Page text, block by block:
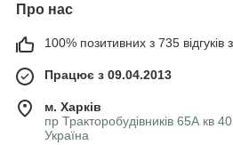
Про нас
100% позитивних з 735 відгуків
Працює з 09.04.2013
м. Харків
пр Тракторобудівників 65А кв
Україна